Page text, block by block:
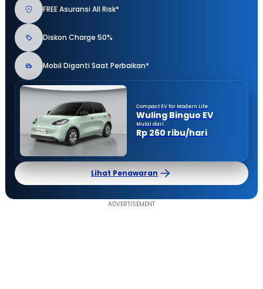
FREE Asuransi All Risk*
Diskon Charge 50%
Mobil Diganti Saat Perbaikan*
Compact EV for Modern Life
Wuling Binguo EV
Mulai dari
Rp 260 ribu/hari
Lihat Penawaran